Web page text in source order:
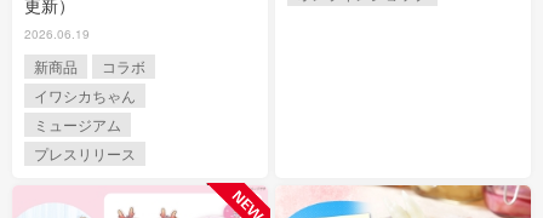
2026.06.19
新商品
コラボ
イワシカちゃん
ミュージアム
プレスリリース